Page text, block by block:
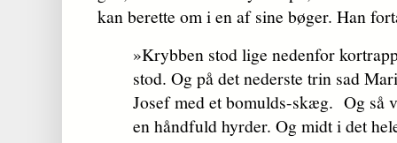
kan berette om i en af sine bøger. Han
»Krybben stod lige nedenfor
stod. Og på det nederste trin sad
Josef med et bomulds-skæg. Og så
en håndfuld hyrder. Og midt i det